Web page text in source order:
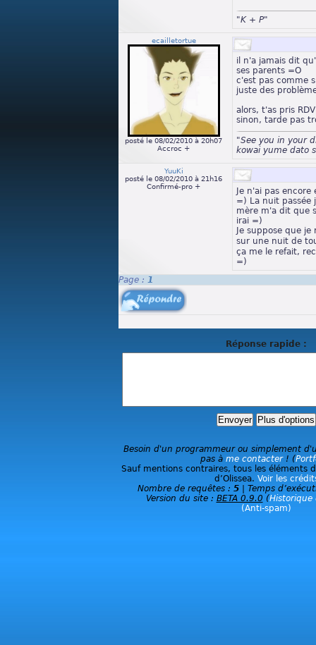
"K + P"
ecailletortue
posté le 08/02/2010 à 20h07
Accroc +
il n'a jamais dit
ses parents =O
c'est pas comme
juste des
alors, t'as pris RDV
sinon, tarde pas
"See you in your
kowai yume dato
YuuKi
posté le 08/02/2010 à 21h16
Confirmé-pro +
Je n'ai pas
=) La nuit passée
mère m'a dit que
irai =)
Je suppose que
sur une nuit de
ça me le refait,
=)
Page : 1
Réponse rapide :
Besoin d'un programmeur ou simplement
pas à me contacter! (
Sauf mentions contraires, tous les éléments
d’Olissea. Voir les
Nombre de requêtes : 5 | Temps
Version du site : BETA 0.9.0 (Historique
(Anti-spam)